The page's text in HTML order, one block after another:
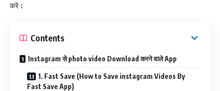
करे।
Contents
Instagram से photo video Download करने वाले App
1. Fast Save (How to Save instagram Videos By
Fast Save App)